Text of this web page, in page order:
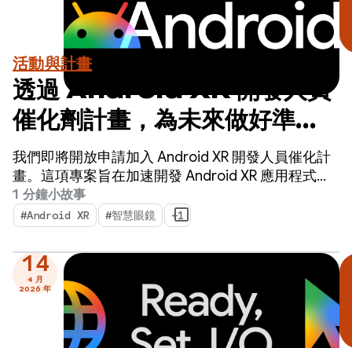
活動與計畫
透過 Android XR 開發人員
催化劑計畫，為未來做好準
備。立即申請！
我們即將開放申請加入 Android XR 開發人員催化計
畫。這項專案旨在加速開發 Android XR 應用程式，
並在明年內推出。
1 分鐘小故事
#Android XR #智慧眼鏡 +1
14
4 月
2026 年